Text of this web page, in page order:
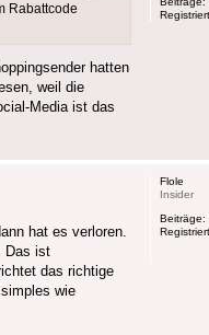
Rabattcode
hatten
weil die
Media ist das
Flole
Insider
Beiträge:
hat es verloren.
Das ist
das richtige
wie